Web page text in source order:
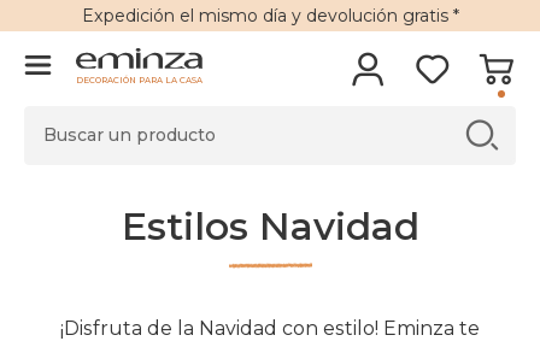
Expedición el mismo día y devolución gratis*
DECORACIÓN PARA LA CASA
Estilos Navidad
¡Disfruta de la Navidad con estilo! Eminza te